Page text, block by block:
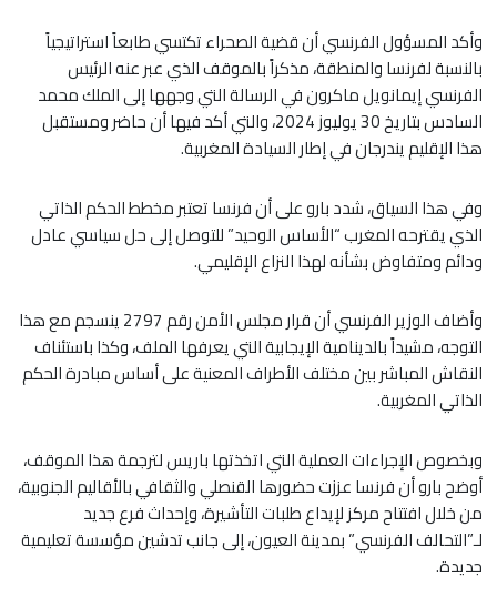
وأكد المسؤول الفرنسي أن قضية الصحراء تكتسي طابعاً استراتيجياً
بالنسبة لفرنسا والمنطقة، مذكراً بالموقف الذي عبر عنه الرئيس
الفرنسي إيمانويل ماكرون في الرسالة التي وجهها إلى الملك محمد
السادس بتاريخ 30 يوليوز 2024، والتي أكد فيها أن حاضر ومستقبل
هذا الإقليم يندرجان في إطار السيادة المغربية.
وفي هذا السياق، شدد بارو على أن فرنسا تعتبر مخطط الحكم الذاتي
الذي يقترحه المغرب “الأساس الوحيد” للتوصل إلى حل سياسي عادل
ودائم ومتفاوض بشأنه لهذا النزاع الإقليمي.
وأضاف الوزير الفرنسي أن قرار مجلس الأمن رقم 2797 ينسجم مع هذا
التوجه، مشيداً بالدينامية الإيجابية التي يعرفها الملف، وكذا باستئناف
النقاش المباشر بين مختلف الأطراف المعنية على أساس مبادرة الحكم
الذاتي المغربية.
وبخصوص الإجراءات العملية التي اتخذتها باريس لترجمة هذا الموقف،
أوضح بارو أن فرنسا عززت حضورها القنصلي والثقافي بالأقاليم الجنوبية،
من خلال افتتاح مركز لإيداع طلبات التأشيرة، وإحداث فرع جديد
لـ”التحالف الفرنسي” بمدينة العيون، إلى جانب تدشين مؤسسة تعليمية
جديدة.